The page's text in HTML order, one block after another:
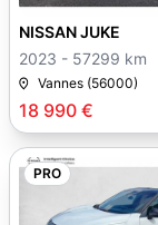
18 990 €
NISSAN JUKE
2023 - 57299 km
Vannes (56000)
PRO